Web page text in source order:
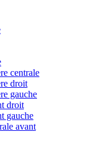
centrale
droit
gauche
droit
gauche
avant